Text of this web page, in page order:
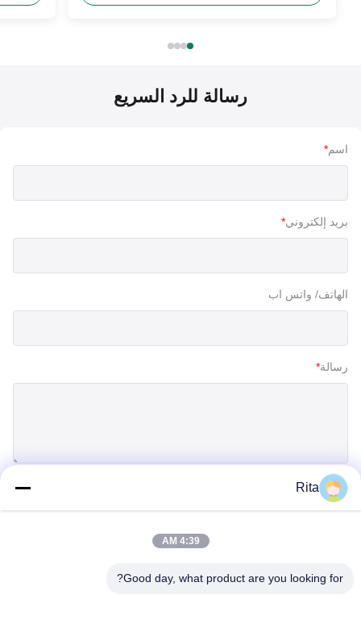
رسالة للرد السريع
اسم*
بريد إلكتروني*
الهاتف/ واتس اب
رسالة*
Rita
4:39 AM
Good day, what product are you looking for?